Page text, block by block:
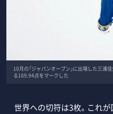
10月の「ジャパンオープン」に出場した三浦
る169.94点をマークした
世界への切符は3枚。これ